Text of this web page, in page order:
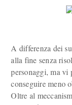
A differenza dei
alla fine senza
personaggi, ma vi
conseguire meno
Oltre al